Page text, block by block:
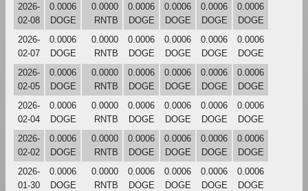
2026-
02-08
0.0006
DOGE
0.0000
RNTB
0.0006
DOGE
0.0006
DOGE
0.0006
DOGE
0.0006
DOGE
2026-
02-07
0.0006
DOGE
0.0000
RNTB
0.0006
DOGE
0.0006
DOGE
0.0006
DOGE
0.0006
DOGE
2026-
02-05
0.0006
DOGE
0.0000
RNTB
0.0006
DOGE
0.0006
DOGE
0.0006
DOGE
0.0006
DOGE
2026-
02-04
0.0006
DOGE
0.0000
RNTB
0.0006
DOGE
0.0006
DOGE
0.0006
DOGE
0.0006
DOGE
2026-
02-02
0.0006
DOGE
0.0000
RNTB
0.0006
DOGE
0.0006
DOGE
0.0006
DOGE
0.0006
DOGE
2026-
01-30
0.0006
DOGE
0.0000
RNTB
0.0006
DOGE
0.0006
DOGE
0.0006
DOGE
0.0006
DOGE